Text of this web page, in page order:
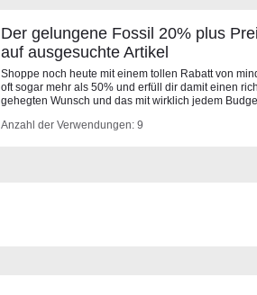
Der gelungene Fossil 20% plus
auf ausgesuchte Artikel
Shoppe noch heute mit einem tollen Rabatt von
oft sogar mehr als 50% und erfüll dir damit einen
gehegten Wunsch und das mit wirklich jedem
Anzahl der Verwendungen: 9